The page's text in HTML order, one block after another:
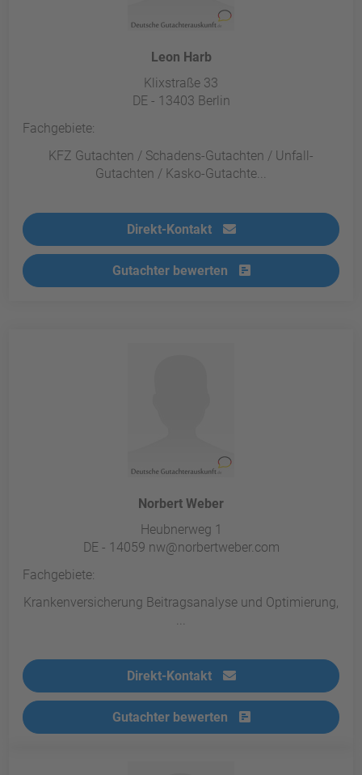
Leon Harb
Klixstraße 33
DE - 13403 Berlin
Fachgebiete:
KFZ Gutachten / Schadens-Gutachten / Unfall-
Gutachten / Kasko-Gutachte...
Direkt-Kontakt
Gutachter bewerten
Norbert Weber
Heubnerweg 1
DE - 14059 nw@norbertweber.com
Fachgebiete:
Krankenversicherung Beitragsanalyse und Optimierung,
...
Direkt-Kontakt
Gutachter bewerten